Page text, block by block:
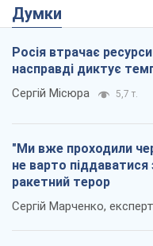
Думки
Росія втрачає
насправді диктує
Сергій Місюра 5,7 т.
"Ми вже проходили
не варто піддаватися
ракетний терор
Сергій Марченко, експерт